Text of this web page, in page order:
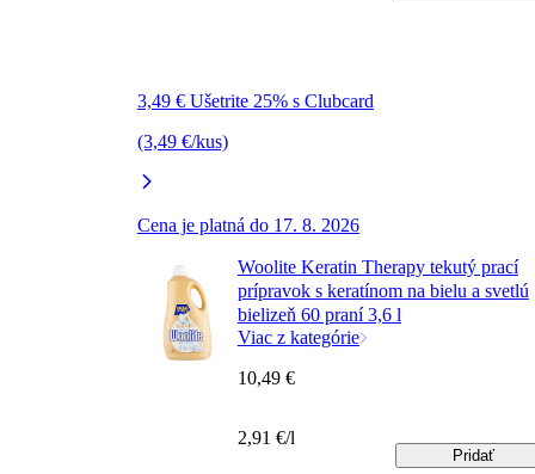
3,49 € Ušetrite 25% s Clubcard
(3,49 €/kus)
Cena je platná do 17. 8. 2026
Woolite Keratin Therapy tekutý prací
prípravok s keratínom na bielu a svetlú
bielizeň 60 praní 3,6 l
Viac z kategórie
10,49 €
2,91 €/l
Pridať